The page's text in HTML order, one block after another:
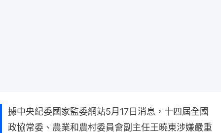
據中央紀委國家監委網站5月17日消息，十四屆全國
政協常委、農業和農村委員會副主任王曉東涉嫌嚴重